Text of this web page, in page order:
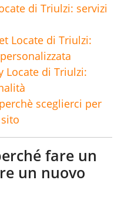
di Triulzi: servizi
Locate di Triulzi:
Locate di Triulzi:
sceglierci per
fare un
un nuovo